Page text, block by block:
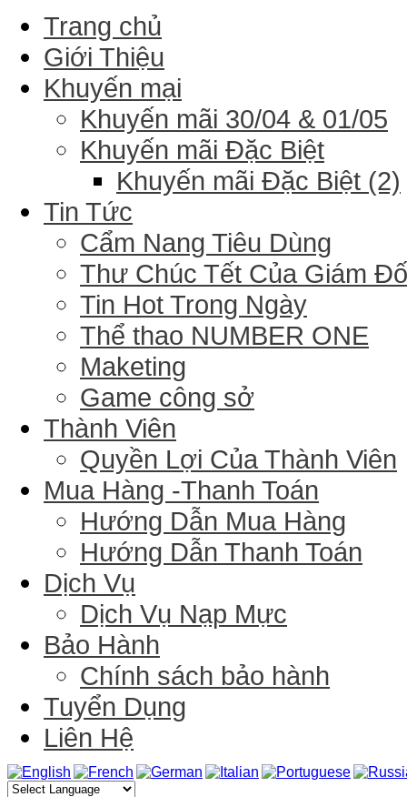
Trang chủ
Giới Thiệu
Khuyến mại
Khuyến mãi 30/04 & 01/05
Khuyến mãi Đặc Biệt
Khuyến mãi Đặc Biệt (2)
Tin Tức
Cẩm Nang Tiêu Dùng
Thư Chúc Tết Của Giám
Tin Hot Trong Ngày
Thể thao NUMBER ONE
Maketing
Game công sở
Thành Viên
Quyền Lợi Của Thành Viên
Mua Hàng -Thanh Toán
Hướng Dẫn Mua Hàng
Hướng Dẫn Thanh Toán
Dịch Vụ
Dịch Vụ Nạp Mực
Bảo Hành
Chính sách bảo hành
Tuyển Dụng
Liên Hệ